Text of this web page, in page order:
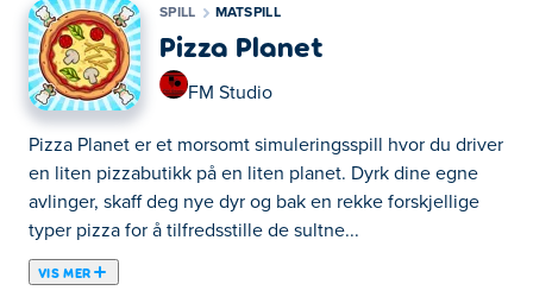
SPILL MATSPILL
Pizza Planet
FM Studio
Pizza Planet er et morsomt simuleringsspill hvor du driver
en liten pizzabutikk på en liten planet. Dyrk dine egne
avlinger, skaff deg nye dyr og bak en rekke forskjellige
typer pizza for å tilfredsstille de sultne...
VIS MER